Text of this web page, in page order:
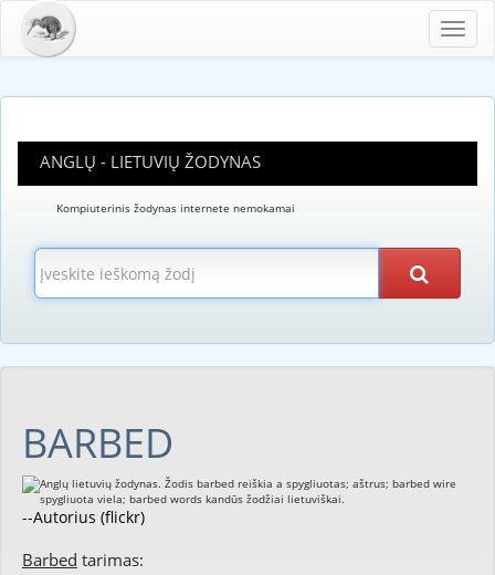
ANGLŲ - LIETUVIŲ ŽODYNAS
Kompiuterinis žodynas internete nemokamai
BARBED
--Autorius (flickr)
Barbed tarimas: